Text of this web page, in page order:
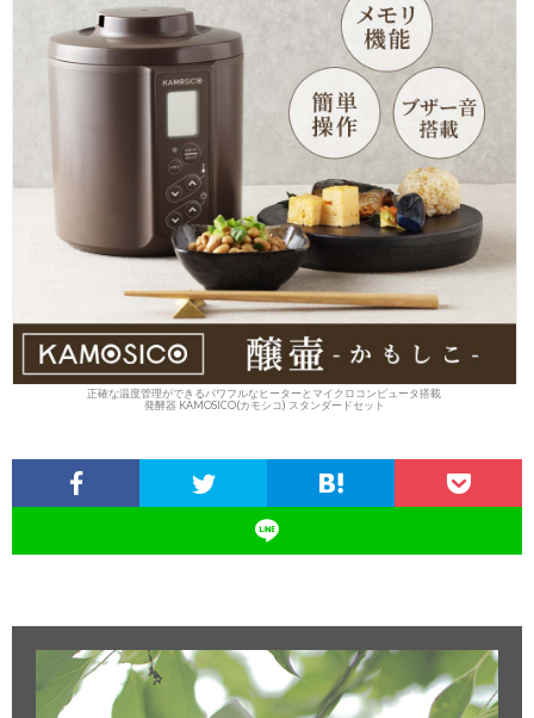
正確な温度管理ができるパワフルなヒーターとマイクロコンピュータ搭載
発酵器 KAMOSICO(カモシコ) スタンダードセット